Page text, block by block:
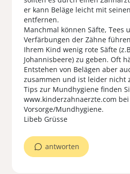
er kann Beläge leicht mit
entfernen.
Manchmal können Säfte, Tees
Verfärbungen der Zähne
Ihrem Kind wenig rote Säfte
Johannisbeere) zu geben. Oft
Entstehen von Belägen aber
zusammen und ist leider nicht
Tips zur Mundhygiene finden
www.kinderzahnaerzte.com bei
Vorsorge/Mundhygiene.
Libeb Grüsse
antworten